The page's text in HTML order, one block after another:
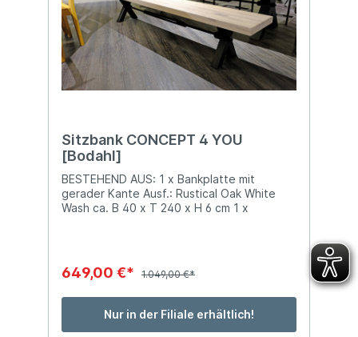
Sitzbank CONCEPT 4 YOU
[Bodahl]
BESTEHEND AUS: 1 x Bankplatte mit
gerader Kante Ausf.: Rustical Oak White
Wash ca. B 40 x T 240 x H 6 cm 1 x
649,00 €* 1.049,00 €*
Nur in der Filiale erhältlich!